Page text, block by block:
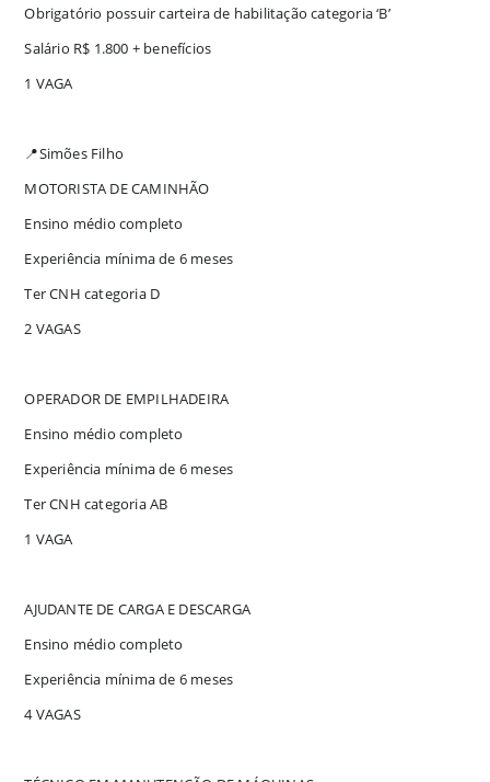
Obrigatório possuir carteira de habilitação categoria ‘B’
Salário R$ 1.800 + benefícios
1 VAGA
📍Simões Filho
MOTORISTA DE CAMINHÃO
Ensino médio completo
Experiência mínima de 6 meses
Ter CNH categoria D
2 VAGAS
OPERADOR DE EMPILHADEIRA
Ensino médio completo
Experiência mínima de 6 meses
Ter CNH categoria AB
1 VAGA
AJUDANTE DE CARGA E DESCARGA
Ensino médio completo
Experiência mínima de 6 meses
4 VAGAS